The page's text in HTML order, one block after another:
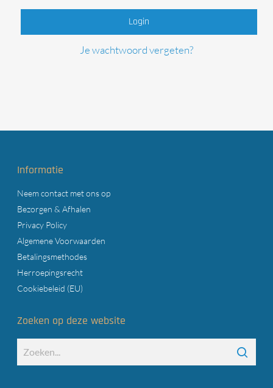
Login
Je wachtwoord vergeten?
Informatie
Neem contact met ons op
Bezorgen & Afhalen
Privacy Policy
Algemene Voorwaarden
Betalingsmethodes
Herroepingsrecht
Cookiebeleid (EU)
Zoeken op deze website